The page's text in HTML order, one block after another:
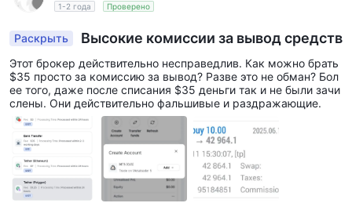
1-2 года Проверено
Раскрыть Высокие комиссии за вывод средств
Этот брокер действительно несправедлив. Как можно брать
$35 просто за комиссию за вывод? Разве это не обман? Бол
ее того, даже после списания $35 деньги так и не были зачи
слены. Они действительно фальшивые и раздражающие.